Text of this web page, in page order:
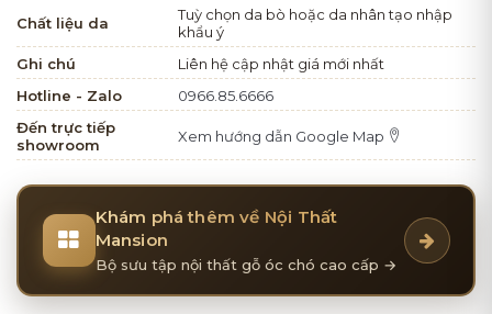
Chất liệu da
Tuỳ chọn da bò hoặc da nhân tạo nhập
khẩu ý
Ghi chú
Liên hệ cập nhật giá mới nhất
Hotline - Zalo
0966.85.6666
Đến trực tiếp
showroom
Xem hướng dẫn Google Map
Khám phá thêm về Nội Thất
Mansion
Bộ sưu tập nội thất gỗ óc chó cao cấp →